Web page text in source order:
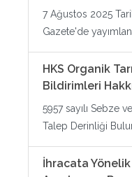
7 Ağustos 2025
Gazete'de
HKS Organik
Bildirimleri
5957 sayılı Sebze
Talep Derinliği
İhracata